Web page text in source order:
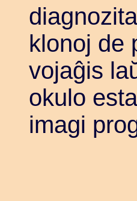
klonoj de
vojaĝis
okulo
imagi